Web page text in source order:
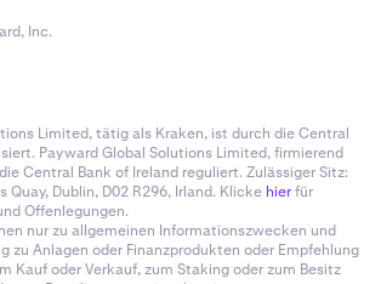
Inc.
Limited, tätig als Kraken, ist durch die Central
Payward Global Solutions Limited, firmierend
Central Bank of Ireland reguliert. Zulässiger Sitz:
Quay, Dublin, D02 R296, Irland. Klicke hierfür
Offenlegungen.
nur zu allgemeinen Informationszwecken und
zu Anlagen oder Finanzprodukten oder Empfehlung
Kauf oder Verkauf, zum Staking oder zum Besitz